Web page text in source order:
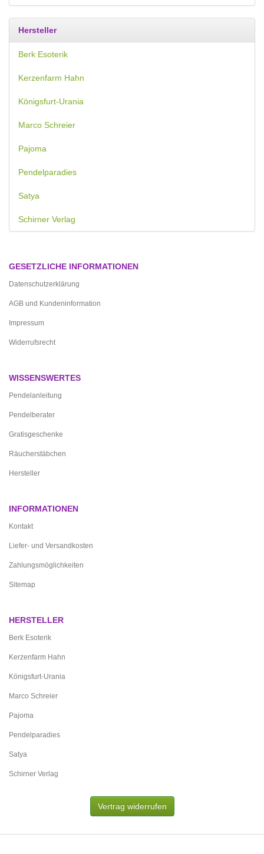
Hersteller
Berk Esoterik
Kerzenfarm Hahn
Königsfurt-Urania
Marco Schreier
Pajoma
Pendelparadies
Satya
Schirner Verlag
GESETZLICHE INFORMATIONEN
Datenschutzerklärung
AGB und Kundeninformation
Impressum
Widerrufsrecht
WISSENSWERTES
Pendelanleitung
Pendelberater
Gratisgeschenke
Räucherstäbchen
Hersteller
INFORMATIONEN
Kontakt
Liefer- und Versandkosten
Zahlungsmöglichkeiten
Sitemap
HERSTELLER
Berk Esoterik
Kerzenfarm Hahn
Königsfurt-Urania
Marco Schreier
Pajoma
Pendelparadies
Satya
Schirner Verlag
Vertrag widerrufen